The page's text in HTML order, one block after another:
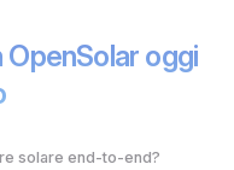
oggi
solare end-to-end?